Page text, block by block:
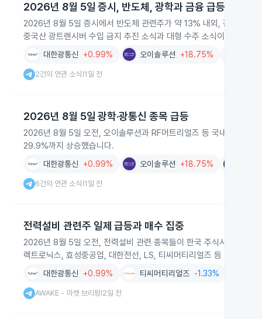
2026년 8월 5일 증시, 반도체, 광학과 금융 급등
2026년 8월 5일 증시에서 반도체 관련주가 약 13% 내외, 광학·광
중국산 광트랜시버 수입 금지 추진 소식과 대형 수주 소식이 영향을 미
대한광통신 +0.99% 오이솔루션 +18.75%
2건의 연관 소식 1일 전
2026년 8월 5일 광학·광통신 종목 급등
2026년 8월 5일 오전, 오이솔루션과 RF머트리얼즈 등 국내 광학·광
29.9%까지 상승했습니다.
대한광통신 +0.99% 오이솔루션 +18.75%
6건의 연관 소식 1일 전
전력설비 관련주 일제 급등과 매수 집중
2026년 8월 5일 오전, 전력설비 관련 종목들이 한국 주식시장에서
렉트로닉스, 효성중공업, 대한전선, LS, 티씨머티리얼즈 등 다수 종목
대한광통신 +0.99% 티씨머티리얼즈 -1.33%
AWAKE - 마켓 브리핑 2일 전